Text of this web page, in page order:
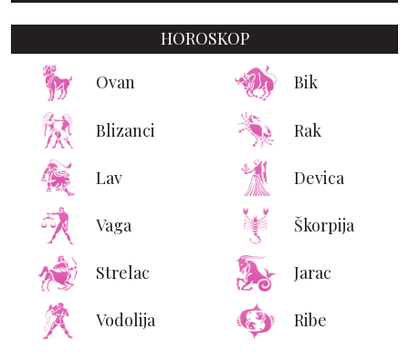
HOROSKOP
Ovan Bik
Blizanci Rak
Lav Devica
Vaga Škorpija
Strelac Jarac
Vodolija Ribe